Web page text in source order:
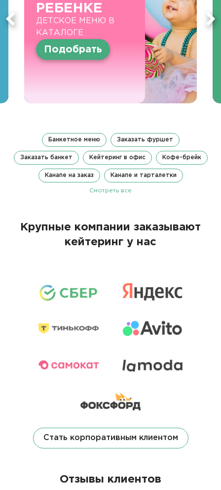
РЕБЕНКЕ
ДЕТСКОЕ МЕНЮ В
КАТАЛОГЕ
Подобрать
Банкетное меню Заказать фуршет
Заказать банкет Кейтеринг в офис Кофе-брейк
Канапе на заказ Канапе и тарталетки
Смотреть все
Крупные компании заказывают
кейтеринг у нас
Стать корпоративным клиентом
Отзывы клиентов